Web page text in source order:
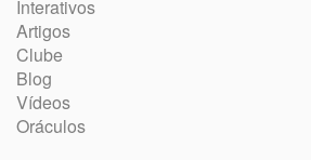
Interativos
Artigos
Clube
Blog
Vídeos
Oráculos